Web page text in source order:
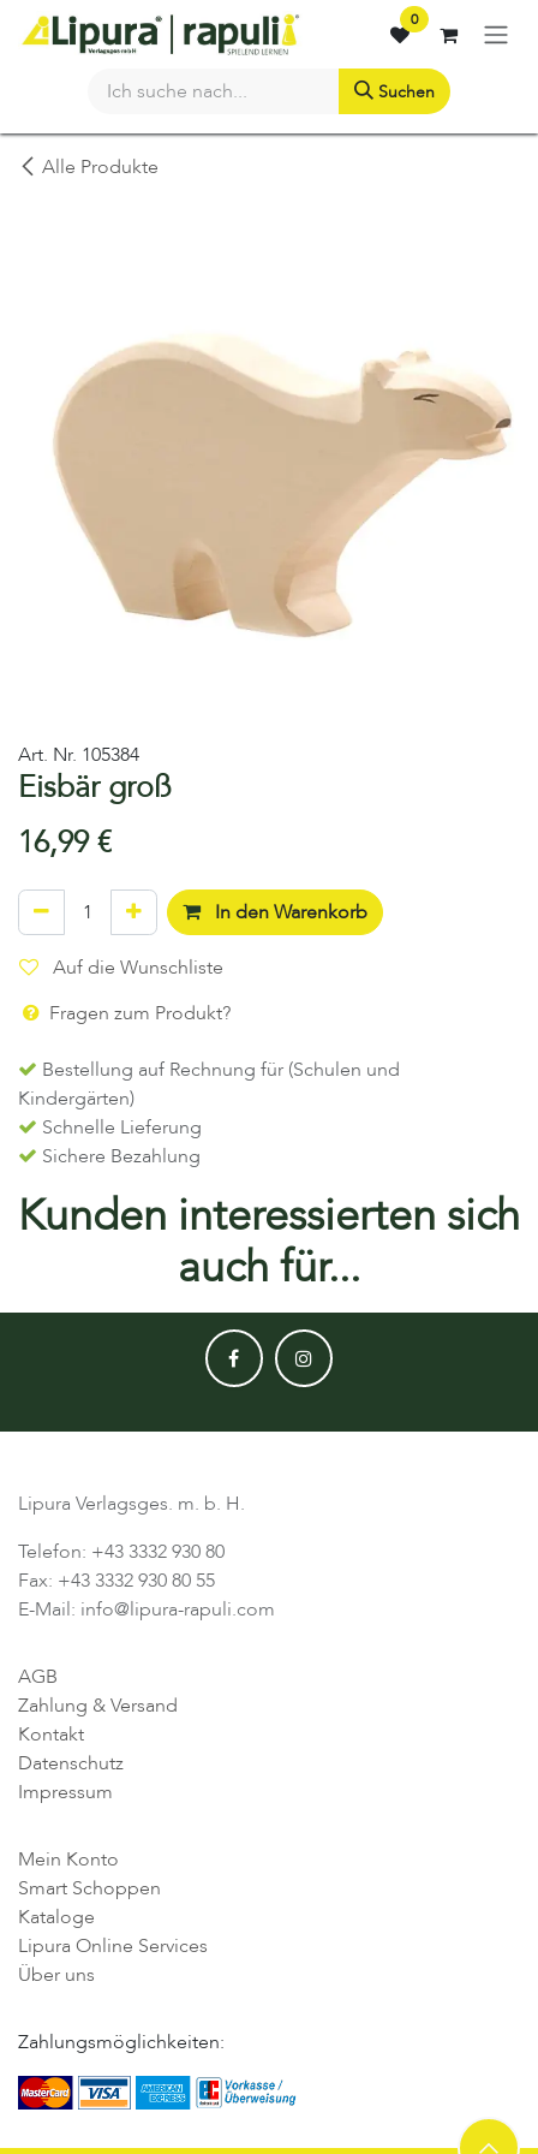
Zum Inhalt springen 0
Suchen
Alle Produkte
Art. Nr. 105384
Eisbär groß
16,99€
In den Warenkorb
Auf die Wunschliste
Fragen zum Produkt?
Bestellung auf Rechnung für (Schulen und
Kindergärten)
Schnelle Lieferung
Sichere Bezahlung
Kunden interessierten sich
auch für...
Lipura Verlagsges. m. b. H.
Telefon: +43 3332 930 80
Fax: +43 3332 930 80 55
E-Mail: info@lipura-rapuli.com
AGB
Zahlung & Versand
Kontakt
Datenschutz
Impressum
Mein Konto
Smart Schoppen
Kataloge
Lipura Online Services
Über uns
Zahlungsmöglichkeiten: